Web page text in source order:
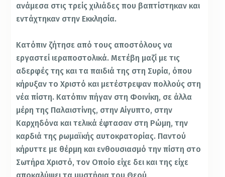
ανάμεσα στις τρείς χιλιάδες που βαπτίστηκαν και
εντάχτηκαν στην Εκκλησία.
Κατόπιν ζήτησε από τους αποστόλους να
εργαστεί ιεραποστολικά. Μετέβη μαζί με τις
αδερφές της και τα παιδιά της στη Συρία, όπου
κήρυξαν το Χριστό και μετέστρεψαν πολλούς στη
νέα πίστη. Κατόπιν πήγαν στη Φοινίκη, σε άλλα
μέρη της Παλαιστίνης, στην Αίγυπτο, στην
Καρχηδόνα και τελικά έφτασαν στη Ρώμη, την
καρδιά της ρωμαϊκής αυτοκρατορίας. Παντού
κήρυττε με θέρμη και ενθουσιασμό την πίστη στο
Σωτήρα Χριστό, τον Οποίο είχε δει και της είχε
αποκαλύψει τα μυστήρια του Θεού,